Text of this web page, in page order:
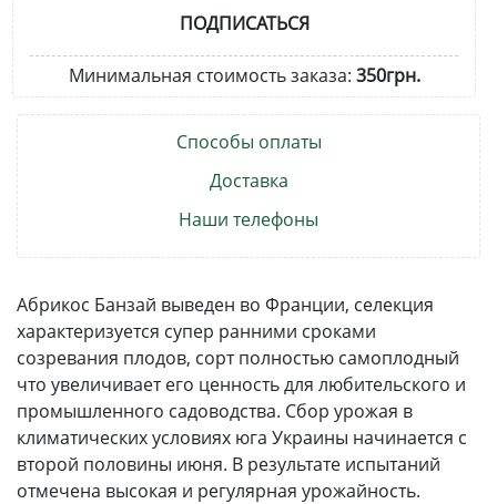
ПОДПИСАТЬСЯ
Минимальная стоимость заказа: 350грн.
Способы оплаты
Доставка
Наши телефоны
Абрикос Банзай выведен во Франции, селекция
характеризуется супер ранними сроками
созревания плодов, сорт полностью самоплодный
что увеличивает его ценность для любительского и
промышленного садоводства. Сбор урожая в
климатических условиях юга Украины начинается с
второй половины июня. В результате испытаний
отмечена высокая и регулярная урожайность.